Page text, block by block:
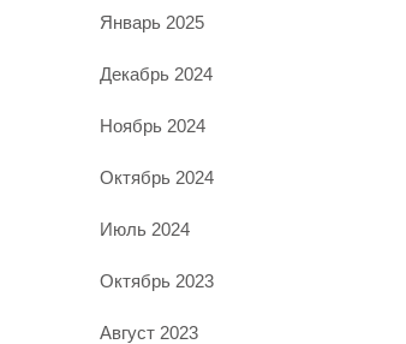
Январь 2025
Декабрь 2024
Ноябрь 2024
Октябрь 2024
Июль 2024
Октябрь 2023
Август 2023